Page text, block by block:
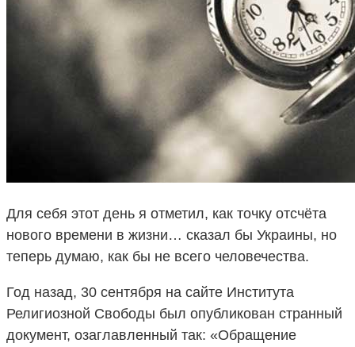
Для себя этот день я отметил, как точку отсчёта
нового времени в жизни… сказал бы Украины, но
теперь думаю, как бы не всего человечества.
Год назад, 30 сентября на сайте Института
Религиозной Свободы был опубликован странный
документ, озаглавленный так: «Обращение